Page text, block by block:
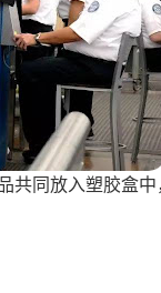
共同放入塑胶盒